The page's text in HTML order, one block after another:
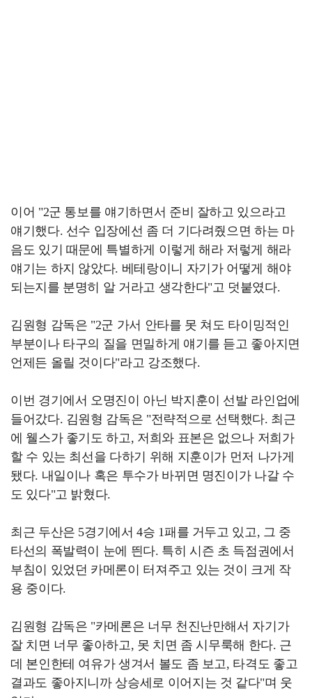
이어 "2군 통보를 얘기하면서 준비 잘하고 있으라고
얘기했다. 선수 입장에선 좀 더 기다려줬으면 하는 마
음도 있기 때문에 특별하게 이렇게 해라 저렇게 해라
얘기는 하지 않았다. 베테랑이니 자기가 어떻게 해야
되는지를 분명히 알 거라고 생각한다"고 덧붙였다.
김원형 감독은 "2군 가서 안타를 못 쳐도 타이밍적인
부분이나 타구의 질을 면밀하게 얘기를 듣고 좋아지면
언제든 올릴 것이다"라고 강조했다.
이번 경기에서 오명진이 아닌 박지훈이 선발 라인업에
들어갔다. 김원형 감독은 "전략적으로 선택했다. 최근
에 웰스가 좋기도 하고, 저희와 표본은 없으나 저희가
할 수 있는 최선을 다하기 위해 지훈이가 먼저 나가게
됐다. 내일이나 혹은 투수가 바뀌면 명진이가 나갈 수
도 있다"고 밝혔다.
최근 두산은 5경기에서 4승 1패를 거두고 있고, 그 중
타선의 폭발력이 눈에 띈다. 특히 시즌 초 득점권에서
부침이 있었던 카메론이 터져주고 있는 것이 크게 작
용 중이다.
김원형 감독은 "카메론은 너무 천진난만해서 자기가
잘 치면 너무 좋아하고, 못 치면 좀 시무룩해 한다. 근
데 본인한테 여유가 생겨서 볼도 좀 보고, 타격도 좋고
결과도 좋아지니까 상승세로 이어지는 것 같다"며 웃